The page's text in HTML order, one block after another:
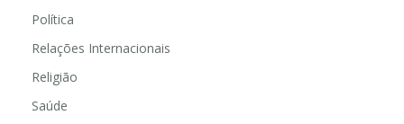
Política
Relações Internacionais
Religião
Saúde